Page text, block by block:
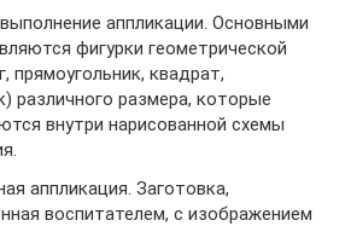
аппликации. Основными
фигурки геометрической
прямоугольник, квадрат,
различного размера, которые
внутри нарисованной схемы
аппликация. Заготовка,
воспитателем, с изображением